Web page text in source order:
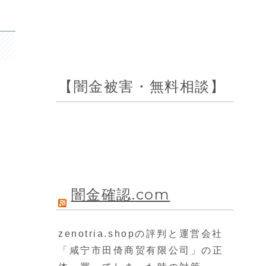
【闇金被害・無料相談】
闇金確認.com
zenotria.shopの評判と運営会社
「咸宁市田倚商贸有限公司」の正